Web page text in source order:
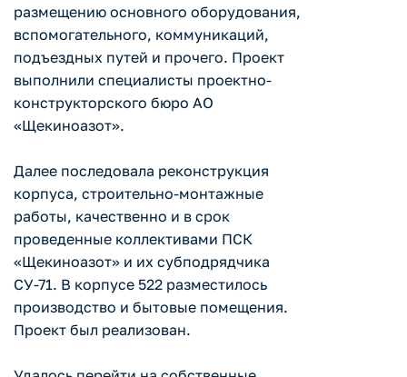
размещению основного оборудования,
вспомогательного, коммуникаций,
подъездных путей и прочего. Проект
выполнили специалисты проектно-
конструкторского бюро АО
«Щекиноазот».
Далее последовала реконструкция
корпуса, строительно-монтажные
работы, качественно и в срок
проведенные коллективами ПСК
«Щекиноазот» и их субподрядчика
СУ-71. В корпусе 522 разместилось
производство и бытовые помещения.
Проект был реализован.